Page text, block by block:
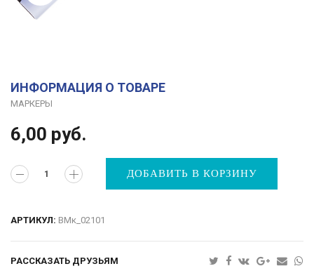
ИНФОРМАЦИЯ О ТОВАРЕ
МАРКЕРЫ
6,00 руб.
ДОБАВИТЬ В КОРЗИНУ
АРТИКУЛ: ВМк_02101
РАССКАЗАТЬ ДРУЗЬЯМ